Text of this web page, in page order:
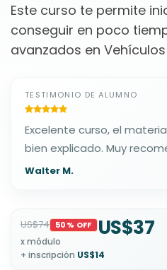
Este curso te permite
conseguir en poco
avanzados en
TESTIMONIO DE ALUMNO
Excelente curso, el
bien explicado. Muy
Walter M.
US$74 50% OFF US$37
x módulo
+ inscripción US$14